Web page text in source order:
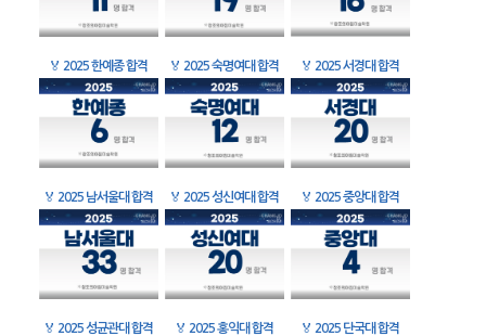
🏅 2025 한예종 합격 🏅 2025 숙명여대 합격 🏅 2025 서경대 합격
🏅 2025 남서울대 합격 🏅 2025 성신여대 합격 🏅 2025 중앙대 합격
🏅 2025 성균관대 합격 🏅 2025 홍익대 합격 🏅 2025 단국대 합격